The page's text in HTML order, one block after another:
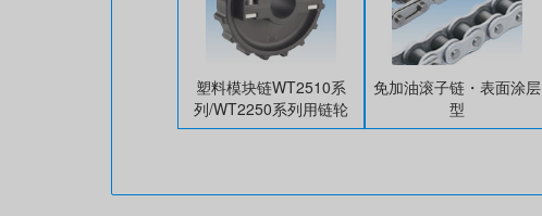
塑料模块链WT2510系
列/WT2250系列用链轮
免加油滚子链・表面涂层
型